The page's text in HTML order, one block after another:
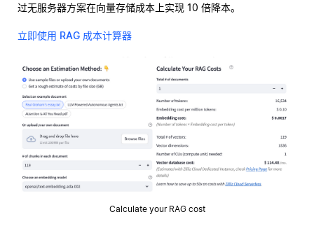
过无服务器方案在向量存储成本上实现 10 倍降本。
立即使用 RAG 成本计算器
Calculate your RAG cost